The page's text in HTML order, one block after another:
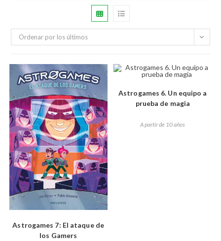
Ordenar por los últimos
Astrogames 7: El ataque de
los Gamers
Astrogames 6. Un equipo a
prueba de magia
A partir de 10 años